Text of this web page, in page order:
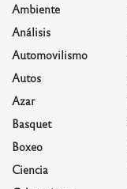
Ambiente
Análisis
Automovilismo
Autos
Azar
Basquet
Boxeo
Ciencia